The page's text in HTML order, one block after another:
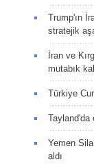
Trump'ın
stratejik
İran ve
mutabık
Türkiye
Tayland'da
Yemen
aldı